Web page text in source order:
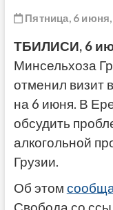
Пятница, 6 июня,
ТБИЛИСИ, 6
Минсельхоза
отменил визит
на 6 июня. В
обсудить
алкогольной
Грузии.
Об этом